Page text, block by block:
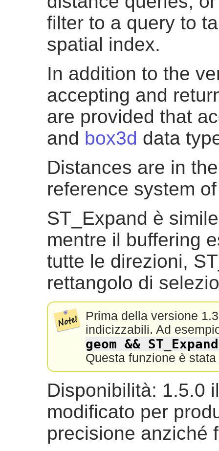
filter to a query to
spatial index.
In addition to the
accepting and
are provided that
and box3d data
Distances are in
reference system
ST_Expand è
mentre il buffering
tutte le direzioni,
rettangolo di
Prima della versione
indicizzabili. Ad
geom &&
Questa funzione è
Disponibilità: 1.5.0
modificato per
precisione anziché